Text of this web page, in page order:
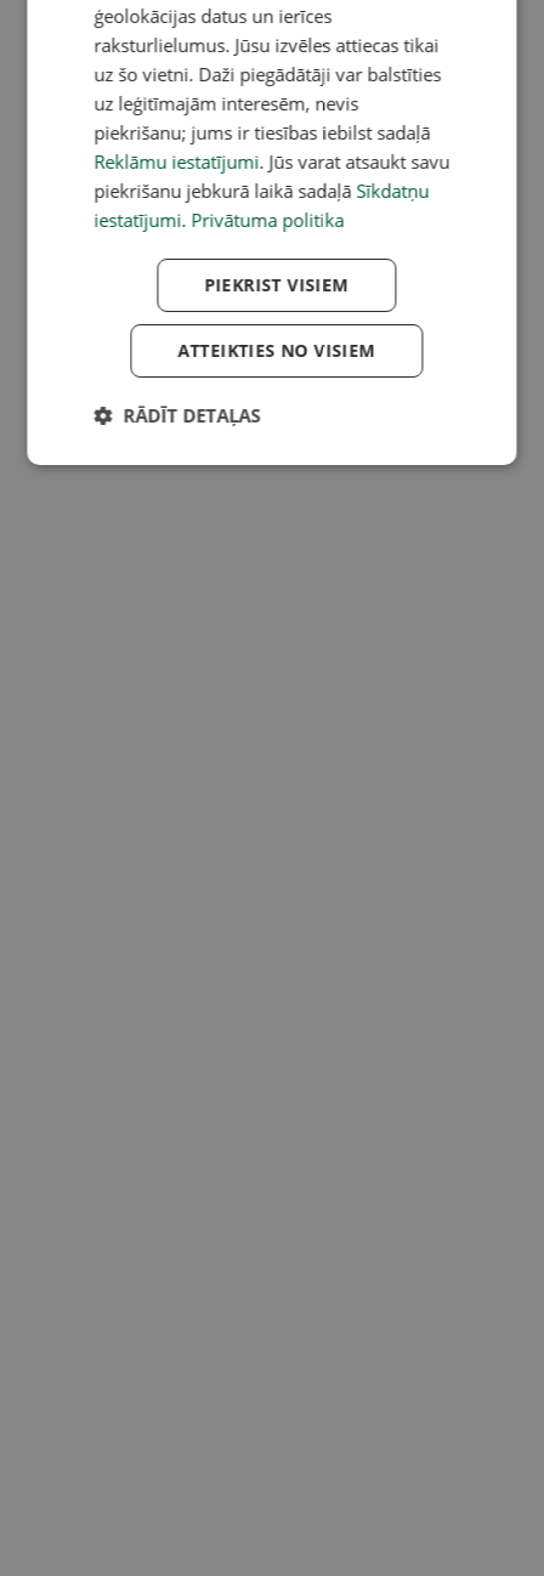
ģeolokācijas datus un ierīces
raksturlielumus. Jūsu izvēles attiecas tikai
uz šo vietni. Daži piegādātāji var balstīties
uz leģitīmajām interesēm, nevis
piekrišanu; jums ir tiesības iebilst sadaļā
Reklāmu iestatījumi. Jūs varat atsaukt savu
piekrišanu jebkurā laikā sadaļā Sīkdatņu
iestatījumi. Privātuma politika
PIEKRIST VISIEM
ATTEIKTIES NO VISIEM
RĀDĪT DETAĻAS